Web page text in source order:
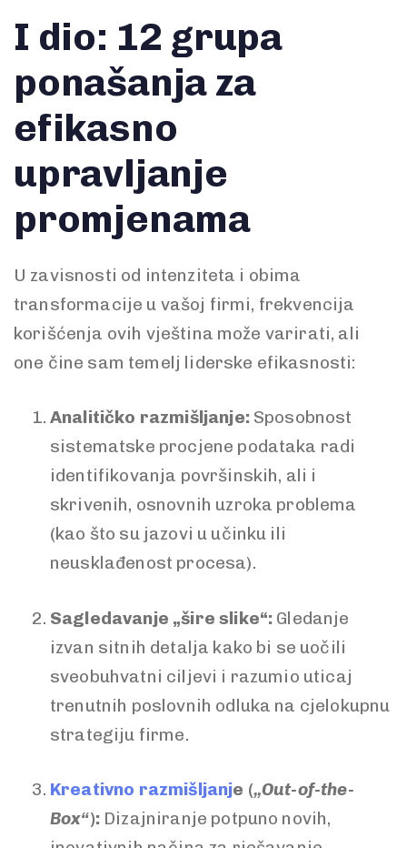
I dio: 12 grupa
ponašanja za
efikasno
upravljanje
promjenama
U zavisnosti od intenziteta i obima
transformacije u vašoj firmi, frekvencija
korišćenja ovih vještina može varirati, ali
one čine sam temelj liderske efikasnosti:
Analitičko razmišljanje:Sposobnost
sistematske procjene podataka radi
identifikovanja površinskih, ali i
skrivenih, osnovnih uzroka problema
(kao što su jazovi u učinku ili
neusklađenost procesa).
Sagledavanje „šire slike“: Gledanje
izvan sitnih detalja kako bi se uočili
sveobuhvatni ciljevi i razumio uticaj
trenutnih poslovnih odluka na cjelokupnu
strategiju firme.
Kreativno razmišljanje („Out-of-the-
Box“):Dizajniranje potpuno novih,